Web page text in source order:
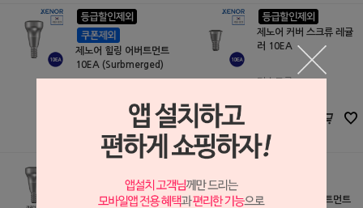
제노어 힐링 어버트먼트
10EA (Surbmerged)
25,000원
제노어 커버 스크류 레귤
러 10EA
티스트롱
제노어 힐링 어버트먼트
제노어 힐링 어버트먼트